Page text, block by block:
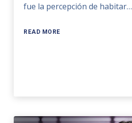
fue la percepción de habitar…
READ MORE